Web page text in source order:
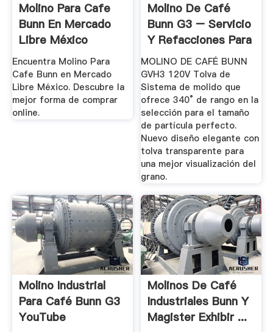
Molino Para Cafe
Bunn En Mercado
Libre México
Encuentra Molino Para
Cafe Bunn en Mercado
Libre México. Descubre la
mejor forma de comprar
online.
Molino De Café
Bunn G3 – Servicio
Y Refacciones Para
...
MOLINO DE CAFÉ BUNN
GVH3 120V Tolva de
Sistema de molido que
ofrece 340° de rango en la
selección para el tamaño
de partícula perfecto.
Nuevo diseño elegante con
tolva transparente para
una mejor visualización del
grano.
Molino Industrial
Para Café Bunn G3
YouTube
Molinos De Café
Industriales Bunn Y
Magister Exhibir ...